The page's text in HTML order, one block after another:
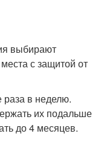
выбирают
с защитой от
в неделю.
их подальше
до 4 месяцев.